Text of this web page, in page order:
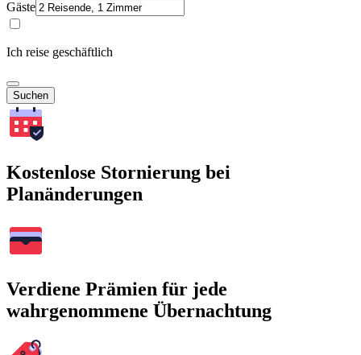
Gäste
Ich reise geschäftlich
Suchen
Kostenlose Stornierung bei
Planänderungen
Verdiene Prämien für jede
wahrgenommene Übernachtung